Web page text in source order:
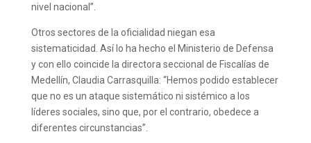
nivel nacional”.
Otros sectores de la oficialidad niegan esa
sistematicidad. Así lo ha hecho el Ministerio de Defensa
y con ello coincide la directora seccional de Fiscalías de
Medellín, Claudia Carrasquilla: “Hemos podido establecer
que no es un ataque sistemático ni sistémico a los
líderes sociales, sino que, por el contrario, obedece a
diferentes circunstancias”.